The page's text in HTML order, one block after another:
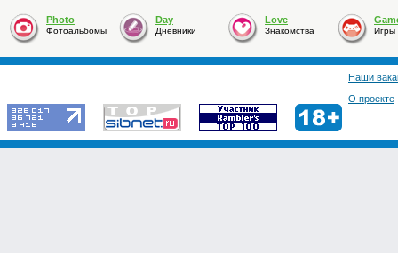
Photo
Фотоальбомы
Day
Дневники
Love
Знакомства Игры
Наши
О проекте